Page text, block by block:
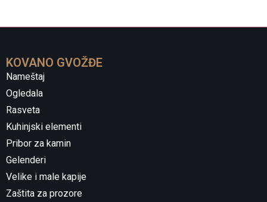
KOVANO GVOŽĐE
Nameštaj
Ogledala
Rasveta
Kuhinjski elementi
Pribor za kamin
Gelenderi
Velike i male kapije
Zaštita za prozore